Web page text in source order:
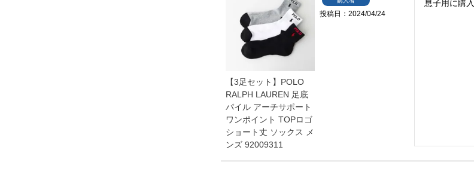
【3足セット】POLO
RALPH LAUREN 足底
パイル アーチサポート
ワンポイント TOPロゴ
ショート丈 ソックス メ
ンズ 92009311
投稿日 2024/04/24
息子用に購